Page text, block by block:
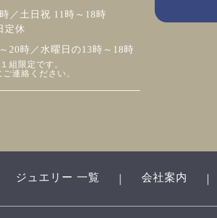
／土日祝 11時～18時
定休
20時／水曜日の13時～18時
組限定です。
連絡ください。
ジュエリー 一覧 会社案内